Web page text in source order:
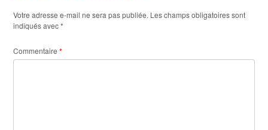
Votre adresse e-mail ne sera pas publiée. Les champs obligatoires sont
indiqués avec*
Commentaire *